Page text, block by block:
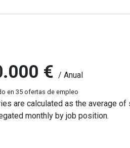
€ / Anual
en 35 ofertas de empleo
are calculated as the average
monthly by job position.